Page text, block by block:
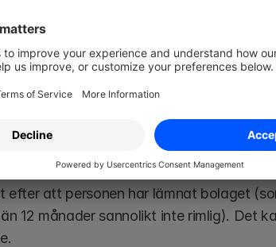
arbetsgivare är skyldiga att lämna är
saknas villkor som parterna har
innehåller begränsningar som
som hindrar en medarbetare från
efter att personen har lämnat bolaget
12 månader sannolikt inte rimlig). Det